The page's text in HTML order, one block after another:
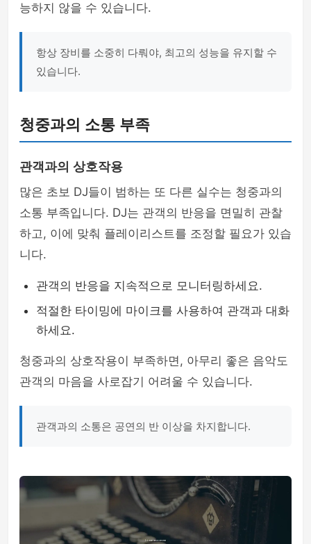
능하지 않을 수 있습니다.
항상 장비를 소중히 다뤄야, 최고의 성능을 유지할 수
있습니다.
청중과의 소통 부족
관객과의 상호작용
많은 초보 DJ들이 범하는 또 다른 실수는 청중과의
소통 부족입니다. DJ는 관객의 반응을 면밀히 관찰
하고, 이에 맞춰 플레이리스트를 조정할 필요가 있습
니다.
관객의 반응을 지속적으로 모니터링하세요.
적절한 타이밍에 마이크를 사용하여 관객과 대화
하세요.
청중과의 상호작용이 부족하면, 아무리 좋은 음악도
관객의 마음을 사로잡기 어려울 수 있습니다.
관객과의 소통은 공연의 반 이상을 차지합니다.